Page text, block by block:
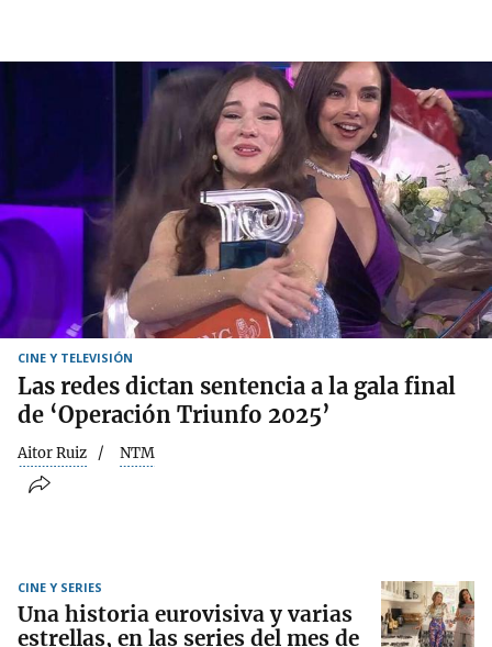
CINE Y TELEVISIÓN
Las redes dictan sentencia a la gala final
de ‘Operación Triunfo 2025’
Aitor Ruiz NTM
CINE Y SERIES
Una historia eurovisiva y varias
estrellas, en las series del mes de